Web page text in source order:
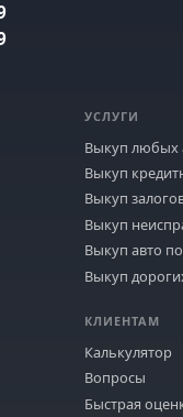
УСЛУГИ
Выкуп любых
Выкуп
Выкуп
Выкуп
Выкуп авто
Выкуп
КЛИЕНТАМ
Калькулятор
Вопросы
Быстрая